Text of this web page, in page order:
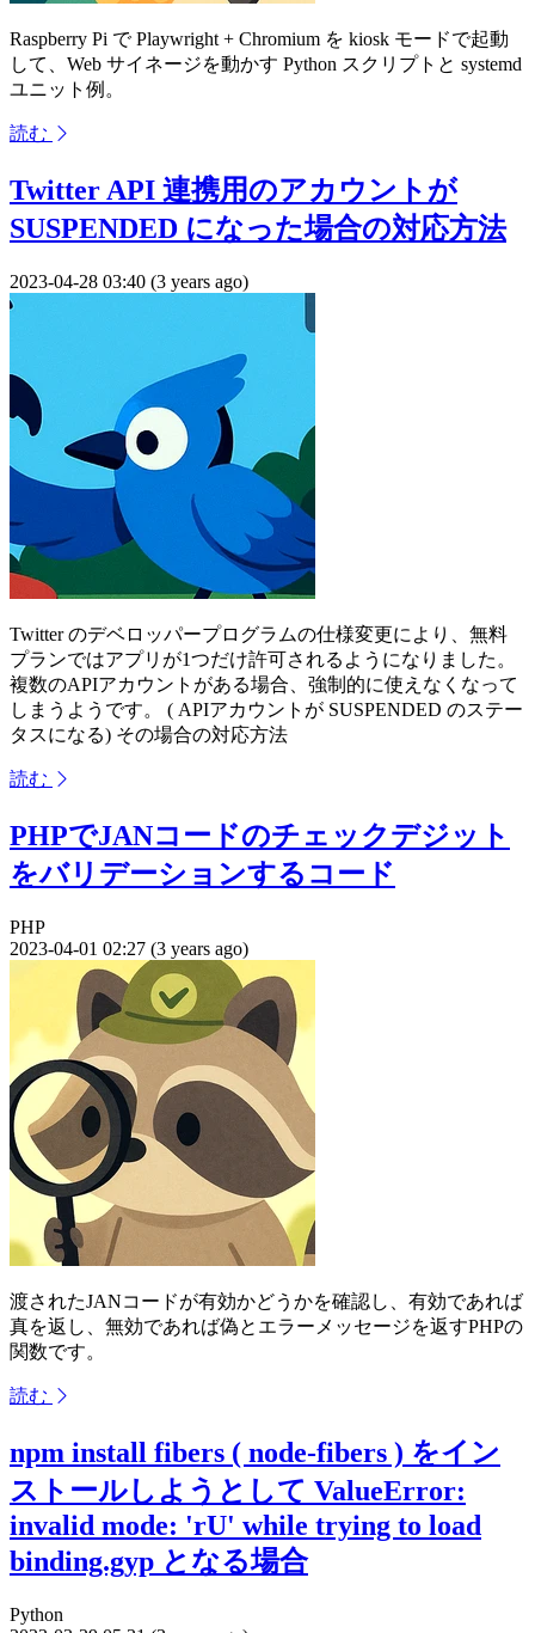
Raspberry Pi で Playwright + Chromium を kiosk モードで起動
して、Web サイネージを動かす Python スクリプトと systemd
ユニット例。
読む
Twitter API 連携用のアカウントが
SUSPENDED になった場合の対応方法
2023-04-28 03:40 (3 years ago)
Twitter のデベロッパープログラムの仕様変更により、無料
プランではアプリが1つだけ許可されるようになりました。
複数のAPIアカウントがある場合、強制的に使えなくなって
しまうようです。 ( APIアカウントが SUSPENDED のステー
タスになる) その場合の対応方法
読む
PHPでJANコードのチェックデジット
をバリデーションするコード
PHP
2023-04-01 02:27 (3 years ago)
渡されたJANコードが有効かどうかを確認し、有効であれば
真を返し、無効であれば偽とエラーメッセージを返すPHPの
関数です。
読む
npm install fibers ( node-fibers ) をイン
ストールしようとして ValueError:
invalid mode: 'rU' while trying to load
binding.gyp となる場合
Python